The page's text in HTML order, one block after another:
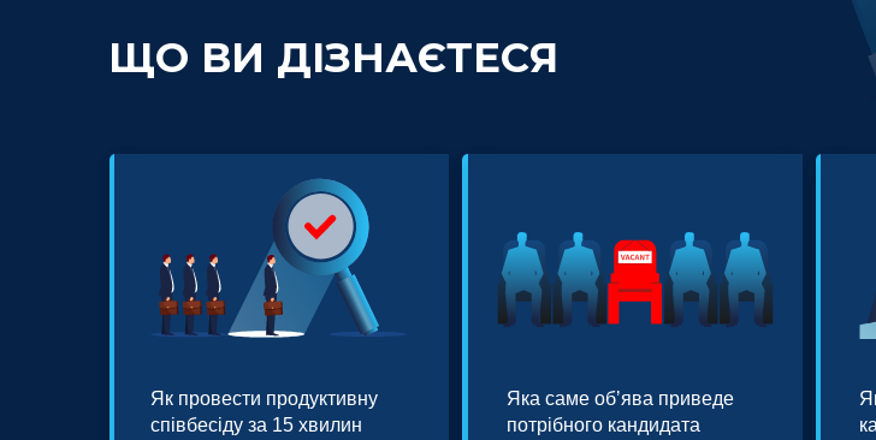
ЩО ВИ ДІЗНАЄТЕСЯ
Як провести продуктивну
співбесіду за 15 хвилин
Яка саме обʼява приведе
потрібного кандидата